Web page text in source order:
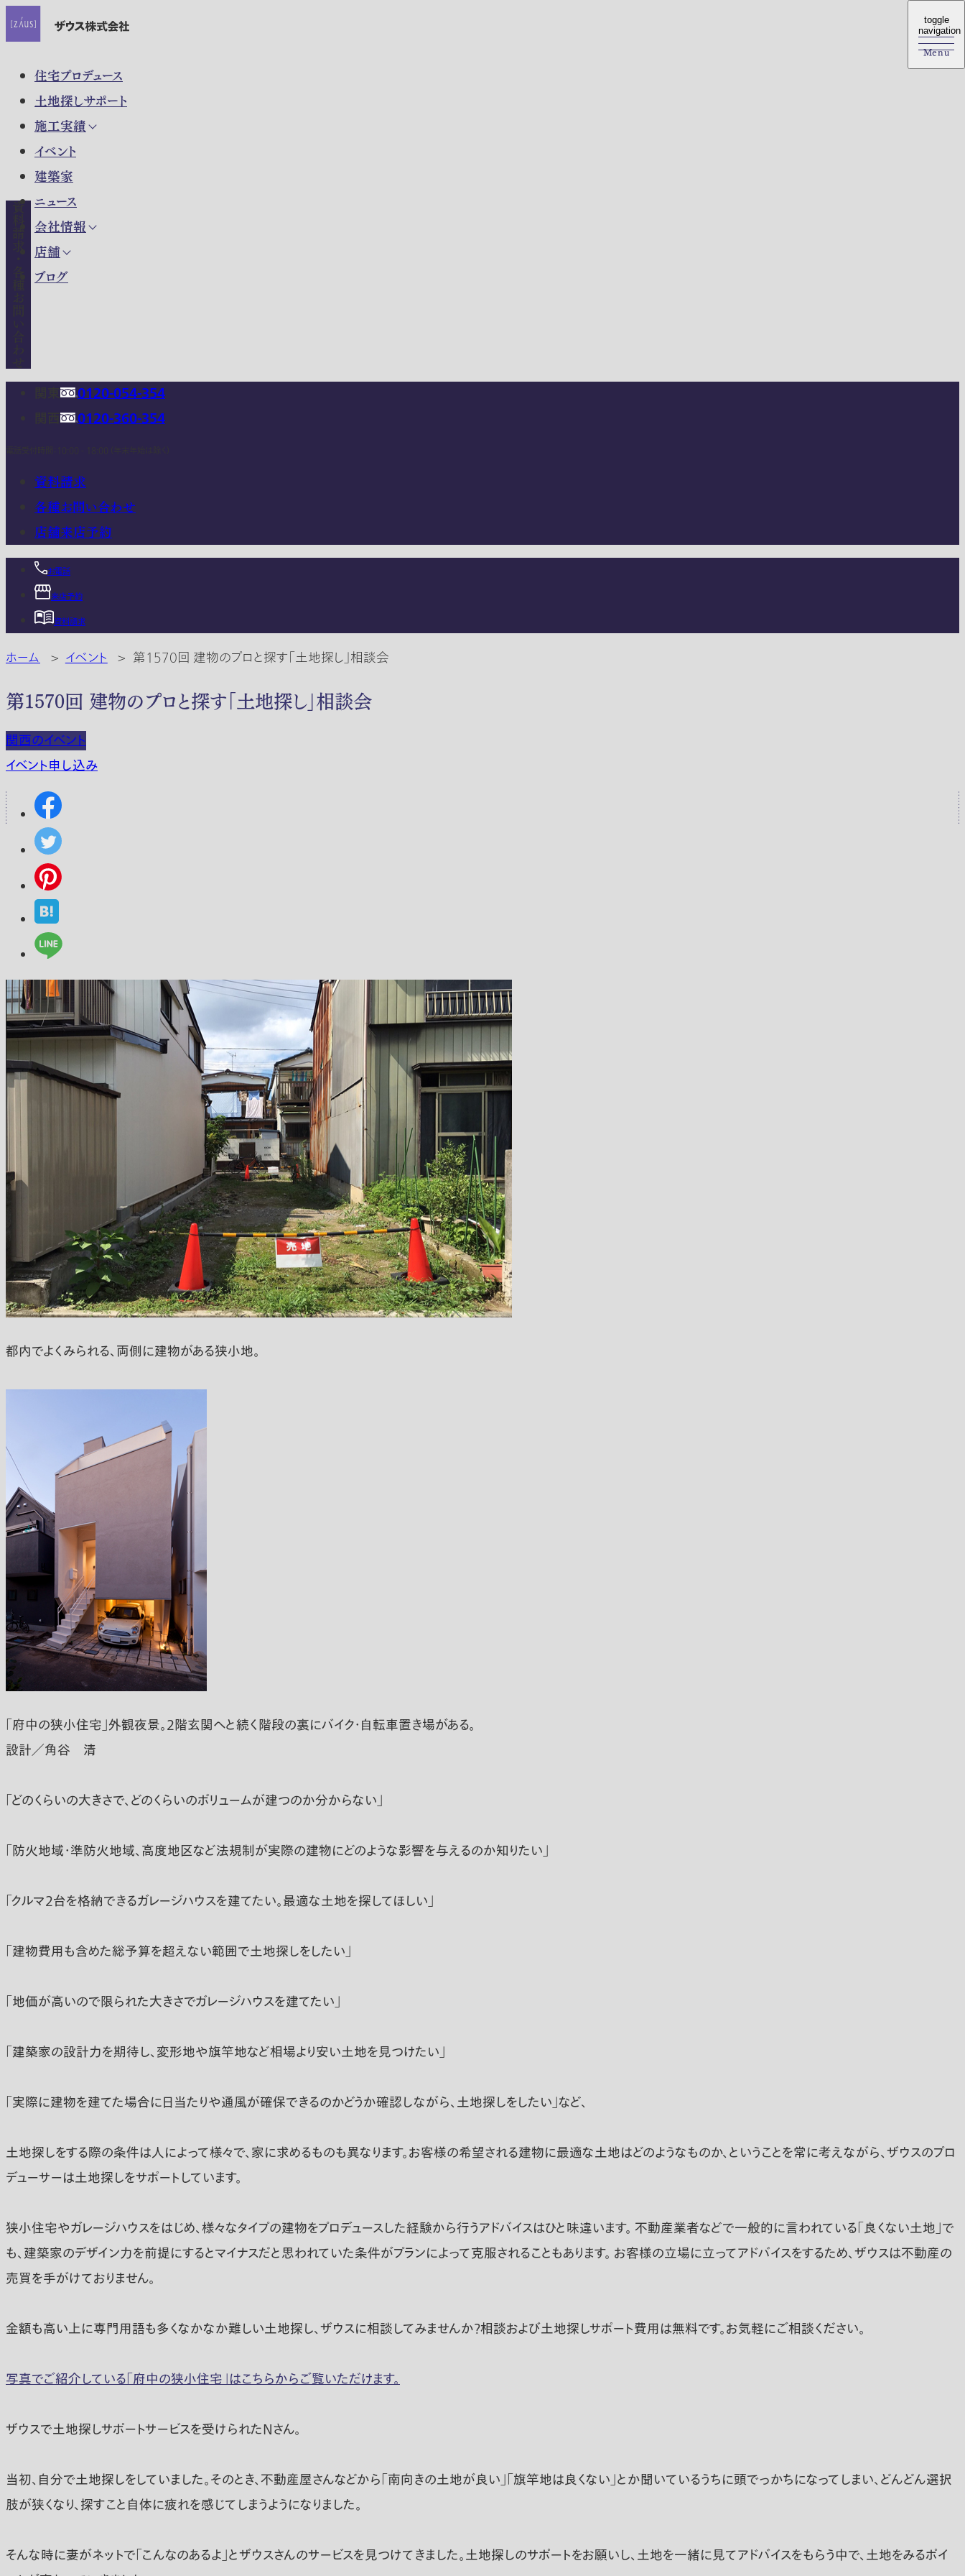
住宅プロデュース
土地探しサポート
施工実績
イベント
建築家
ニュース
会社情報
店舗
ブログ
toggle
navigation
Menu
toggle
navigation
Menu
0120-054-354
0120-360-354
資料請求
各種お問い合わせ
店舗来店予約
お電話
来店予約
資料請求
ホーム > イベント > 第1570回 建物のプロと探す「土地探し」相談会
第1570回 建物のプロと探す「土地探し」相談会
関西のイベント
イベント申し込み
都内でよくみられる、両側に建物がある狭小地。
「府中の狭小住宅」外観夜景。2階玄関へと続く階段の裏にバイク・自転車置き場がある。
設計／角谷 清
「どのくらいの大きさで、どのくらいのボリュームが建つのか分からない」
「防火地域・準防火地域、高度地区など法規制が実際の建物にどのような影響を与えるのか知りたい」
「クルマ2台を格納できるガレージハウスを建てたい。最適な土地を探してほしい」
「建物費用も含めた総予算を超えない範囲で土地探しをしたい」
「地価が高いので限られた大きさでガレージハウスを建てたい」
「建築家の設計力を期待し、変形地や旗竿地など相場より安い土地を見つけたい」
「実際に建物を建てた場合に日当たりや通風が確保できるのかどうか確認しながら、土地探しをしたい」など、
土地探しをする際の条件は人によって様々で、家に求めるものも異なります。お客様の希望される建物に最適な土地はどのようなものか、ということを常に考えながら、ザウスのプロ
デューサーは土地探しをサポートしています。
狭小住宅やガレージハウスをはじめ、様々なタイプの建物をプロデュースした経験から行うアドバイスはひと味違います。 不動産業者などで一般的に言われている「良くない土地」で
も、建築家のデザイン力を前提にするとマイナスだと思われていた条件がプランによって克服されることもあります。 お客様の立場に立ってアドバイスをするため、ザウスは不動産の
売買を手がけておりません。
金額も高い上に専門用語も多くなかなか難しい土地探し、ザウスに相談してみませんか？相談および土地探しサポート費用は無料です。お気軽にご相談ください。
写真でご紹介している「府中の狭小住宅」はこちらからご覧いただけます。
ザウスで土地探しサポートサービスを受けられたNさん。
当初、自分で土地探しをしていました。そのとき、不動産屋さんなどから「南向きの土地が良い」「旗竿地は良くない」とか聞いているうちに頭でっかちになってしまい、どんどん選択
肢が狭くなり、探すこと自体に疲れを感じてしまうようになりました。
そんな時に妻がネットで「こんなのあるよ」とザウスさんのサービスを見つけてきました。土地探しのサポートをお願いし、土地を一緒に見てアドバイスをもらう中で、土地をみるポイ